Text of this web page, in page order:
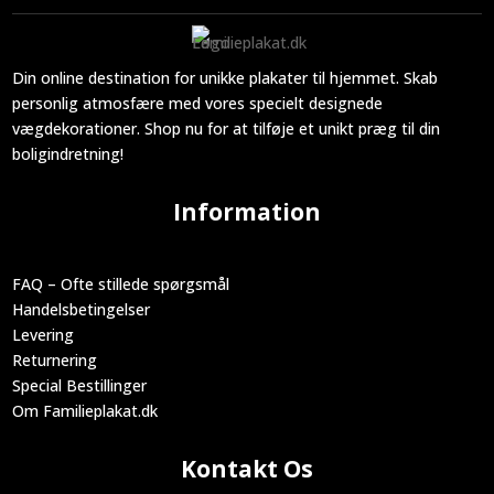
Din online destination for unikke plakater til hjemmet. Skab
personlig atmosfære med vores specielt designede
vægdekorationer. Shop nu for at tilføje et unikt præg til din
boligindretning!
Information
FAQ – Ofte stillede spørgsmål
Handelsbetingelser
Levering
Returnering
Special Bestillinger
Om Familieplakat.dk
Kontakt Os